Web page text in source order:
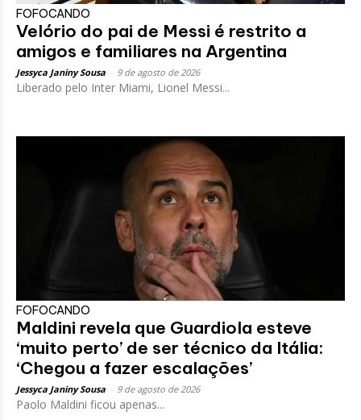
FOFOCANDO
Velório do pai de Messi é restrito a
amigos e familiares na Argentina
Jessyca Janiny Sousa 9 de agosto de 2026
Liberado pelo Inter Miami, Lionel Messi...
FOFOCANDO
Maldini revela que Guardiola esteve
‘muito perto’ de ser técnico da Itália:
‘Chegou a fazer escalações’
Jessyca Janiny Sousa 9 de agosto de 2026
Paolo Maldini ficou apenas...